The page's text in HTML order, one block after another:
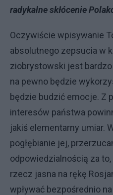
radykalne skłócenie
Oczywiście wpisywanie
absolutnego zepsucia w
ziobrystowski jest
na pewno będzie
będzie budzić emocje. Z
interesów państwa
jakiś elementarny umiar.
pogłębianie jej,
odpowiedzialnością za
rzecz jasna na rękę
wpływać bezpośrednio